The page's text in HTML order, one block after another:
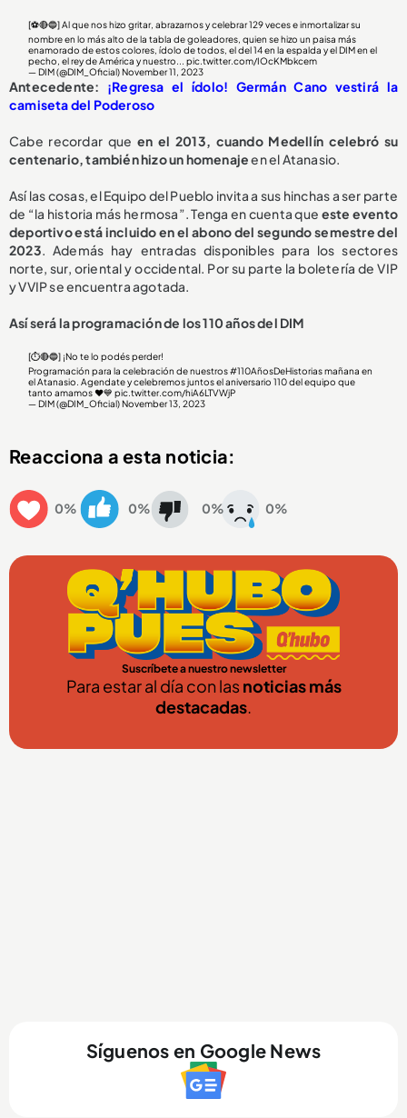
[⚽️🔴🔵] Al que nos hizo gritar, abrazarnos y celebrar 129 veces e inmortalizar su
nombre en lo más alto de la tabla de goleadores, quien se hizo un paisa más
enamorado de estos colores, ídolo de todos, el del 14 en la espalda y el DIM en el
pecho, el rey de América y nuestro...pic.twitter.com/IOcKMbkcem
— DIM (@DIM_Oficial)November 11, 2023
Antecedente: ¡Regresa el ídolo! Germán Cano vestirá la
camiseta del Poderoso
Cabe recordar que en el 2013, cuando Medellín celebró su
centenario, también hizo un homenajeen el Atanasio.
Así las cosas, el Equipo del Pueblo invita a sus hinchas a ser parte
de “la historia más hermosa”. Tenga en cuenta que este evento
deportivo está incluido en el abono del segundo semestre del
2023. Además hay entradas disponibles para los sectores
norte, sur, oriental y occidental. Por su parte la boletería de VIP
y VVIP se encuentra agotada.
Así será la programación de los 110 años del DIM
[⏱️🔴🔵] ¡No te lo podés perder!
Programación para la celebración de nuestros#110AñosDeHistoriasmañana en
el Atanasio. Agendate y celebremos juntos el aniversario 110 del equipo que
tanto amamos ❤️💙pic.twitter.com/hiA6LTVWjP
— DIM (@DIM_Oficial)November 13, 2023
Reacciona a esta noticia:
0% 0% 0% 0%
Suscríbete a nuestro newsletter
Para estar al día con lasnoticias más
destacadas.
Síguenos en Google News